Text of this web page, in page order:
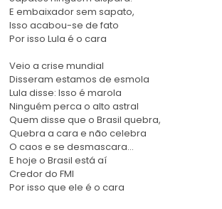
E embaixador sem sapato,
Isso acabou-se de fato
Por isso Lula é o cara
Veio a crise mundial
Disseram estamos de esmola
Lula disse: Isso é marola
Ninguém perca o alto astral
Quem disse que o Brasil quebra,
Quebra a cara e não celebra
O caos e se desmascara…
E hoje o Brasil está aí
Credor do FMI
Por isso que ele é o cara